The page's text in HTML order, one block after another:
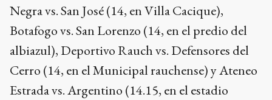
Negra vs. San José (14, en Villa Cacique),
Botafogo vs. San Lorenzo (14, en el predio del
albiazul), Deportivo Rauch vs. Defensores del
Cerro (14, en el Municipal rauchense) y Ateneo
Estrada vs. Argentino (14.15, en el estadio